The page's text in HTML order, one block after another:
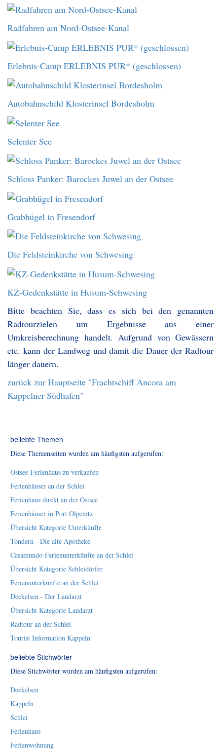
Radfahren am Nord-Ostsee-Kanal
Erlebnis-Camp ERLEBNIS PUR* (geschlossen)
Autobahnschild Klosterinsel Bordesholm
Selenter See
Schloss Panker: Barockes Juwel an der Ostsee
Grabhügel in Fresendorf
Die Feldsteinkirche von Schwesing
KZ-Gedenkstätte in Husum-Schwesing
Bitte beachten Sie, dass es sich bei den genannten
Radtourzielen um Ergebnisse aus einer
Umkreisberechnung handelt. Aufgrund von Gewässern
etc. kann der Landweg und damit die Dauer der Radtour
länger dauern.
zurück zur Hauptseite "Frachtschiff Ancora am
Kappelner Südhafen"
beliebte Themen
Diese Themenseiten wurden am häufigsten aufgerufen:
Ostsee-Ferienhaus zu verkaufen
Ferienhäuser an der Schlei
Ferienhaus direkt an der Ostsee
Ferienhäuser in Port Olpenitz
Übersicht Kategorie Unterkünfte
Tondern - Die alte Apotheke
Casamundo-Ferienunterkünfte an der Schlei
Übersicht Kategorie Schleidörfer
Ferienunterkünfte an der Schlei
Deekelsen - Der Landarzt
Übersicht Kategorie Landarzt
Radtour an der Schlei
Tourist Information Kappeln
beliebte Stichwörter
Diese Stichwörter wurden am häufigsten aufgerufen:
Deekelsen
Kappeln
Schlei
Ferienhaus
Ferienwohnung